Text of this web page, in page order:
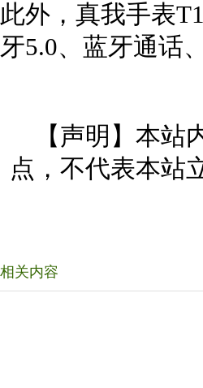
此外，真我手表
牙5.0、蓝牙通话
【声明】本
点，不代表本站
相关内容